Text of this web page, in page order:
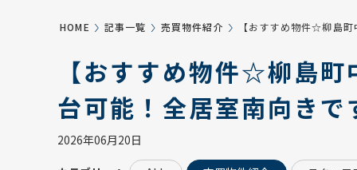
HOME 記事一覧 売買物件紹介 【おすすめ物件☆柳島
【おすすめ物件☆柳島
台可能！全居室南向きで
2026年06月20日